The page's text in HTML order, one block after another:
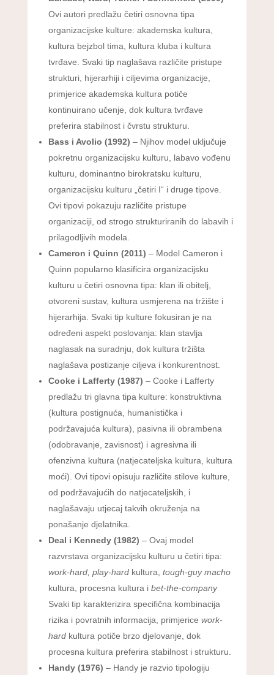
Ovi autori predlažu četiri osnovna tipa
organizacijske kulture: akademska kultura,
kultura bejzbol tima, kultura kluba i kultura
tvrđave. Svaki tip naglašava različite pristupe
strukturi, hijerarhiji i ciljevima organizacije,
primjerice akademska kultura potiče
kontinuirano učenje, dok kultura tvrđave
preferira stabilnost i čvrstu strukturu.
Bass i Avolio (1992) – Njihov model uključuje
pokretnu organizacijsku kulturu, labavo vođenu
kulturu, dominantno birokratsku kulturu,
organizacijsku kulturu „četiri I“ i druge tipove.
Ovi tipovi pokazuju različite pristupe
organizaciji, od strogo strukturiranih do labavih i
prilagodljivih modela.
Cameron i Quinn (2011) – Model Cameron i
Quinn popularno klasificira organizacijsku
kulturu u četiri osnovna tipa: klan ili obitelj,
otvoreni sustav, kultura usmjerena na tržište i
hijerarhija. Svaki tip kulture fokusiran je na
određeni aspekt poslovanja: klan stavlja
naglasak na suradnju, dok kultura tržišta
naglašava postizanje ciljeva i konkurentnost.
Cooke i Lafferty (1987) – Cooke i Lafferty
predlažu tri glavna tipa kulture: konstruktivna
(kultura postignuća, humanistička i
podržavajuća kultura), pasivna ili obrambena
(odobravanje, zavisnost) i agresivna ili
ofenzivna kultura (natjecateljska kultura, kultura
moći). Ovi tipovi opisuju različite stilove kulture,
od podržavajućih do natjecateljskih, i
naglašavaju utjecaj takvih okruženja na
ponašanje djelatnika.
Deal i Kennedy (1982) – Ovaj model
razvrstava organizacijsku kulturu u četiri tipa:
work-hard, play-hardkultura, tough-guy macho
kultura, procesna kultura i bet-the-company
Svaki tip karakterizira specifična kombinacija
rizika i povratnih informacija, primjerice work-
hardkultura potiče brzo djelovanje, dok
procesna kultura preferira stabilnost i strukturu.
Handy (1976) – Handy je razvio tipologiju